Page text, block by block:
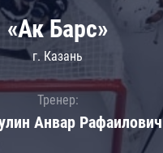
«Ак Барс»
г. Казань
Тренер:
Анвар Рафаилович